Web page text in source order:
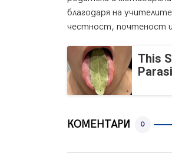
благодаря на
честност, почтеност
This
КОМЕНТАРИ 0